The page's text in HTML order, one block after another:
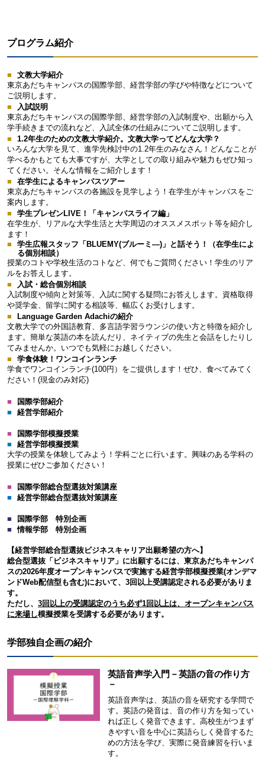
プログラム紹介
文教大学紹介
東京あだちキャンパスの国際学部、経営学部の学びや特徴などについて
ご説明します。
入試説明
東京あだちキャンパスの国際学部、経営学部の入試制度や、出願から入
学手続きまでの流れなど、入試全体の仕組みについてご説明します。
1.2年生のための文教大学紹介。文教大学ってどんな大学？
いろんな大学を見て、進学先検討中の1.2年生のみなさん！どんなことが
学べるかもとても大事ですが、大学としての取り組みや魅力もぜひ知っ
てください。そんな情報をご紹介します！
在学生によるキャンパスツアー
東京あだちキャンパスの各施設を見学しよう！在学生がキャンパスをご
案内します。
学生プレゼンLIVE！「キャンパスライフ編」
在学生が、リアルな大学生活と大学周辺のオススメスポット等を紹介し
ます！
学生広報スタッフ「BLUEMY(ブルーミ―)」と話そう！（在学生によ
る個別相談）
授業のコトや学校生活のコトなど、何でもご質問ください！学生のリア
ルをお答えします。
入試・総合個別相談
入試制度や傾向と対策等、入試に関する疑問にお答えします。資格取得
や奨学金、留学に関する相談等、幅広くお受けします。
Language Garden Adachiの紹介
文教大学での外国語教育、多言語学習ラウンジの使い方と特徴を紹介し
ます。簡単な英語の本を読んだり、ネイティブの先生と会話をしたりし
てみませんか。いつでも気軽にお越しください。
学食体験！ワンコインランチ
学食でワンコインランチ(100円）をご提供します！ぜひ、食べてみてく
ださい！(現金のみ対応)
国際学部紹介
経営学部紹介
国際学部模擬授業
経営学部模擬授業
大学の授業を体験してみよう！学科ごとに行います。興味のある学科の
授業にぜひご参加ください！
国際学部総合型選抜対策講座
経営学部総合型選抜対策講座
国際学部 特別企画
情報学部 特別企画
【経営学部総合型選抜ビジネスキャリア出願希望の方へ】
総合型選抜「ビジネスキャリア」に出願するには、東京あだちキャンパ
スの2026年度オープンキャンパスで実施する経営学部模擬授業(オンデマ
ンドWeb配信型も含む)において、3回以上受講認定される必要がありま
す。
ただし、3回以上の受講認定のうち必ず1回以上は、オープンキャンパス
に来場し模擬授業を受講する必要があります。
学部独自企画の紹介
英語音声学入門－英語の音の作り方
－
英語音声学は、英語の音を研究する学問で
す。英語の発音は、音の作り方を知ってい
れば正しく発音できます。高校生がつまず
きやすい音を中心に英語らしく発音するた
めの方法を学び、実際に発音練習を行いま
す。